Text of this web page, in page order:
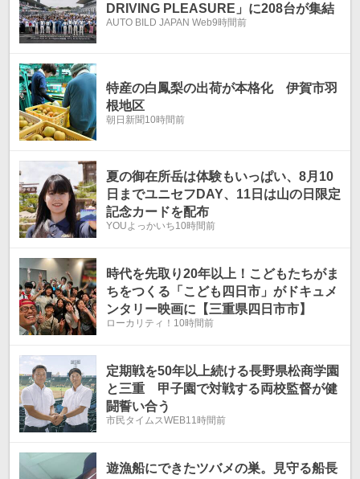
DRIVING PLEASURE」に208台が集結
AUTO BILD JAPAN Web9時間前
特産の白鳳梨の出荷が本格化 伊賀市羽
根地区
朝日新聞10時間前
夏の御在所岳は体験もいっぱい、8月10
日までユニセフDAY、11日は山の日限定
記念カードを配布
YOUよっかいち10時間前
時代を先取り20年以上！こどもたちがま
ちをつくる「こども四日市」がドキュメ
ンタリー映画に【三重県四日市市】
ローカリティ！ 10時間前
定期戦を50年以上続ける長野県松商学園
と三重 甲子園で対戦する両校監督が健
闘誓い合う
市民タイムスWEB11時間前
遊漁船にできたツバメの巣。見守る船長